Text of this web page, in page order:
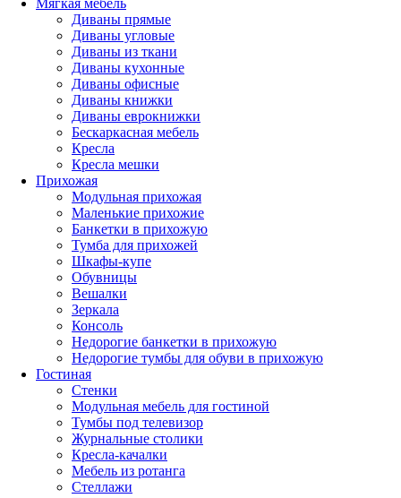
Диваны прямые
Диваны угловые
Диваны из ткани
Диваны кухонные
Диваны офисные
Диваны книжки
Диваны еврокнижки
Бескаркасная мебель
Кресла
Кресла мешки
Прихожая
Модульная прихожая
Маленькие прихожие
Банкетки в прихожую
Тумба для прихожей
Шкафы-купе
Обувницы
Вешалки
Зеркала
Консоль
Недорогие банкетки в прихожую
Недорогие тумбы для обуви в прихожую
Гостиная
Стенки
Модульная мебель для гостиной
Тумбы под телевизор
Журнальные столики
Кресла-качалки
Мебель из ротанга
Стеллажи